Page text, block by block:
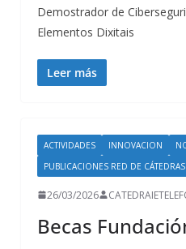
Demostrador de
Elementos Dixitais
Leer más
ACTIVIDADES INNOVACION
PUBLICACIONES RED DE
26/03/2026
Becas